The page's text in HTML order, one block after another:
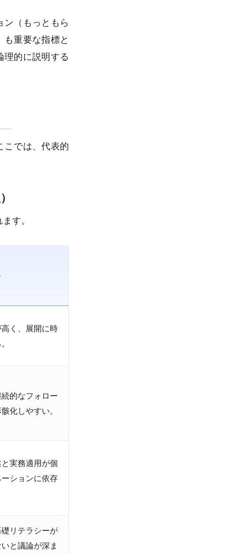
ン（もっともら
重要な指標と
理的に説明する
こでは、代表的
す。
く、展開に時
的なフォロー
化しやすい。
実務適用が個
ションに依存
リテラシーが
と議論が深ま